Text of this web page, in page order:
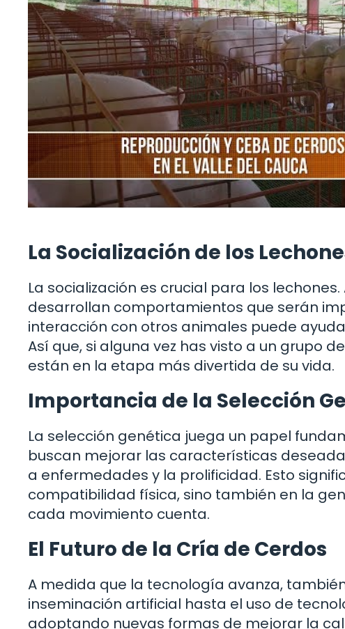
La Socialización de los
La socialización es crucial para los
desarrollan comportamientos que serán
interacción con otros animales puede
Así que, si alguna vez has visto a un grupo
están en la etapa más divertida de su vida.
Importancia de la Selección
La selección genética juega un papel
buscan mejorar las características
a enfermedades y la prolificidad. Esto
compatibilidad física, sino también en la
cada movimiento cuenta.
El Futuro de la Cría de Cerdos
A medida que la tecnología avanza,
inseminación artificial hasta el uso de
adoptando nuevas formas de mejorar la